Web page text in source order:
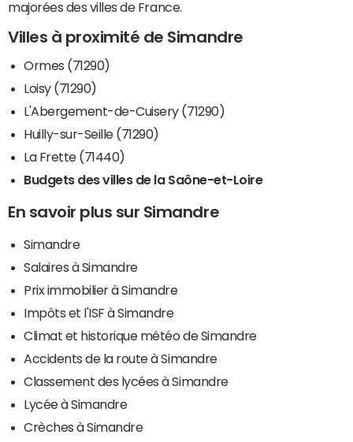
majorées des villes de France.
Villes à proximité de Simandre
Ormes (71290)
Loisy (71290)
L'Abergement-de-Cuisery (71290)
Huilly-sur-Seille (71290)
La Frette (71440)
Budgets des villes de la Saône-et-Loire
En savoir plus sur Simandre
Simandre
Salaires à Simandre
Prix immobilier à Simandre
Impôts et l'ISF à Simandre
Climat et historique météo de Simandre
Accidents de la route à Simandre
Classement des lycées à Simandre
Lycée à Simandre
Crèches à Simandre